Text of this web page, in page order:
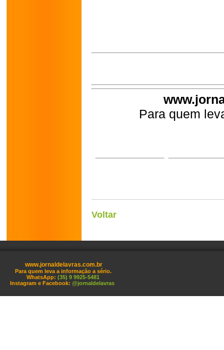
Para quem
Voltar
www.jornaldelavras.com.br
Para quem leva a informação a sério.
WhatsApp: (35) 9 9925-5481
Instagram e Facebook: @jornaldelavras